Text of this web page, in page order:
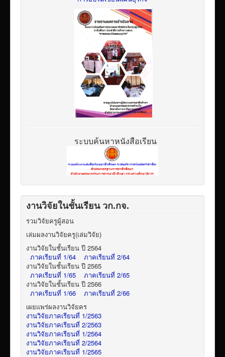
ระบบค้นหาหนังสือเรียน
งานวิจัยในชั้นเรียน วก.กจ.
รวมวิจัยครูผู้สอน
เล่มผลงานวิจัยครู(เล่มวิจัย)
งานวิจัยในชั้นเรียน ปี 2564
ภาคเรียนที่ 1/64
ภาคเรียนที่ 2/64
งานวิจัยในชั้นเรียน ปี 2565
ภาคเรียนที่ 1/65
ภาคเรียนที่ 2/65
งานวิจัยในชั้นเรียน ปี 2566
ภาคเรียนที่ 1/66
ภาคเรียนที่ 2/66
เผยแพร่ผลงานวิจัยคร
งานวิจัยภาคเรียนที่ 1/2563
งานวิจัยภาคเรียนที่ 2/2563
งานวิจัยภาคเรียนที่ 1/2564
งานวิจัยภาคเรียนที่ 2/2564
งานวิจัยภาคเรียนที่ 1/2565